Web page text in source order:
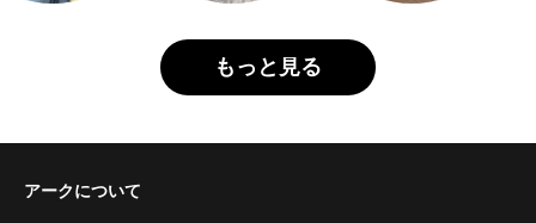
もっと見る
アークについて